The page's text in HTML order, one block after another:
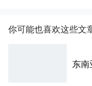
你可能也喜欢这些文
东